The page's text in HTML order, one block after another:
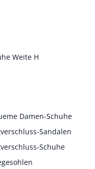
Weite H
Damen-Schuhe
Sandalen
Schuhe